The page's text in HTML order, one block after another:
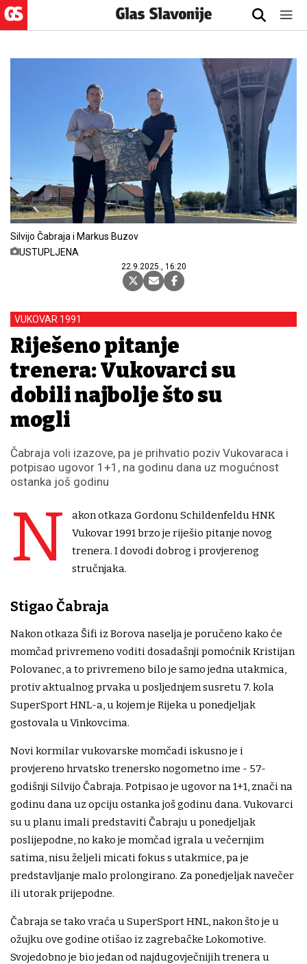
Silvijo Čabraja i Markus Buzov
USTUPLJENA
22.9.2025., 16:20
VUKOVAR 1991
Riješeno pitanje
trenera: Vukovarci su
dobili najbolje što su
mogli
Čabraja voli izazove, pa je prihvatio poziv Vukovaraca i
potpisao ugovor 1+1, na godinu dana uz mogućnost
ostanka još godinu
N
akon otkaza Gordonu Schildenfeldu HNK
Vukovar 1991 brzo je riješio pitanje novog
trenera. I dovodi dobrog i provjerenog
stručnjaka.
Stigao Čabraja
Nakon otkaza Šifi iz Borova naselja je poručeno kako će
momčad privremeno voditi dosadašnji pomoćnik Kristijan
Polovanec, a to privremeno bilo je samo jedna utakmica,
protiv aktualnog prvaka u posljednjem susretu 7. kola
SuperSport HNL-a, u kojem je Rijeka u ponedjeljak
gostovala u Vinkovcima.
Novi kormilar vukovarske momčadi iskusno je i
provjereno hrvatsko trenersko nogometno ime - 57-
godišnji Silvijo Čabraja. Potpisao je ugovor na 1+1, znači na
godinu dana uz opciju ostanka još godinu dana. Vukovarci
su u planu imali predstaviti Čabraju u ponedjeljak
poslijepodne, no kako je momčad igrala u večernjim
satima, nisu željeli micati fokus s utakmice, pa je
predstavljanje malo prolongirano. Za ponedjeljak navečer
ili utorak prijepodne.
Čabraja se tako vraća u SuperSport HNL, nakon što je u
ožujku ove godine otišao iz zagrebačke Lokomotive.
Svojedobno je bio jedan od najdugovječnijih trenera u